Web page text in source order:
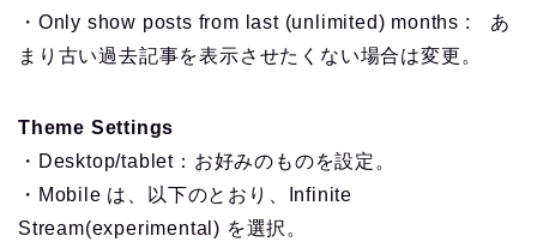
・Only show posts from last (unlimited) months : あ
まり古い過去記事を表示させたくない場合は変更。
Theme Settings
・Desktop/tablet：お好みのものを設定。
・Mobile は、以下のとおり、Infinite
Stream(experimental) を選択。